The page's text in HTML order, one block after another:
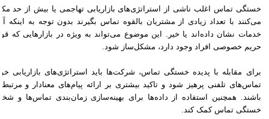
خستگی تماس اغلب ناشی از استراتژی‌های بازاریابی تهاجمی یا بیش از حد
می‌کنند با تعداد زیادی از مشتریان بالقوه تماس بگیرند بدون توجه به اینکه
خدمات نشان داده‌اند یا خیر. این موضوع می‌تواند به ویژه در بازارهایی که
حریم خصوصی افراد وجود دارد، مشکل‌ساز شود.
برای مقابله با پدیده خستگی تماس، شرکت‌ها باید استراتژی‌های بازاریابی
تماس‌های تلفنی پرهیز شود و تاکید بیشتری بر ارائه پیام‌های معنادار و مرتبط
باشند. همچنین استفاده از داده‌ها برای بهینه‌سازی زمان‌بندی تماس‌ها و
خستگی تماس کمک کند.